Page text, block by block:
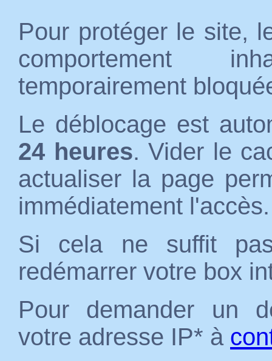
Pour protéger le site,
comportement
temporairement
Le déblocage est
24 heures. Vider le
actualiser la page
immédiatement l'accès.
Si cela ne suffit
redémarrer votre box
Pour demander un
votre adresse IP* à